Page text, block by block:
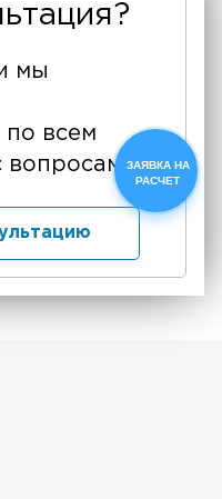
мы
по всем
ЗАЯВКА НА
РАСЧЕТ